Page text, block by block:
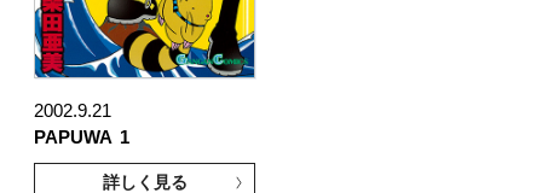
2002.9.21
PAPUWA 1
詳しく見る